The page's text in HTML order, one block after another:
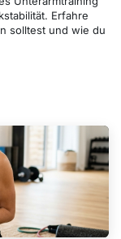
Erfahre
solltest und wie du